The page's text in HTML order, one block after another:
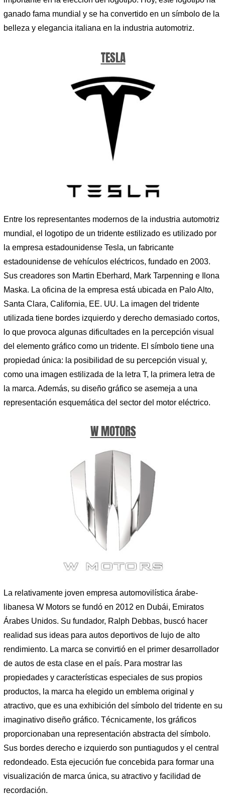
ganado fama mundial y se ha convertido en un símbolo de la
belleza y elegancia italiana en la industria automotriz.
TESLA
Entre los representantes modernos de la industria automotriz
mundial, el logotipo de un tridente estilizado es utilizado por
la empresa estadounidense Tesla, un fabricante
estadounidense de vehículos eléctricos, fundado en 2003.
Sus creadores son Martin Eberhard, Mark Tarpenning e Ilona
Maska. La oficina de la empresa está ubicada en Palo Alto,
Santa Clara, California, EE. UU. La imagen del tridente
utilizada tiene bordes izquierdo y derecho demasiado cortos,
lo que provoca algunas dificultades en la percepción visual
del elemento gráfico como un tridente. El símbolo tiene una
propiedad única: la posibilidad de su percepción visual y,
como una imagen estilizada de la letra T, la primera letra de
la marca. Además, su diseño gráfico se asemeja a una
representación esquemática del sector del motor eléctrico.
W MOTORS
La relativamente joven empresa automovilística árabe-
libanesa W Motors se fundó en 2012 en Dubái, Emiratos
Árabes Unidos. Su fundador, Ralph Debbas, buscó hacer
realidad sus ideas para autos deportivos de lujo de alto
rendimiento. La marca se convirtió en el primer desarrollador
de autos de esta clase en el país. Para mostrar las
propiedades y características especiales de sus propios
productos, la marca ha elegido un emblema original y
atractivo, que es una exhibición del símbolo del tridente en su
imaginativo diseño gráfico. Técnicamente, los gráficos
proporcionaban una representación abstracta del símbolo.
Sus bordes derecho e izquierdo son puntiagudos y el central
redondeado. Esta ejecución fue concebida para formar una
visualización de marca única, su atractivo y facilidad de
recordación.